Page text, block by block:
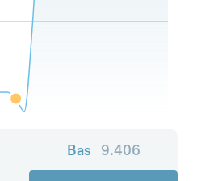
Bas 9.406